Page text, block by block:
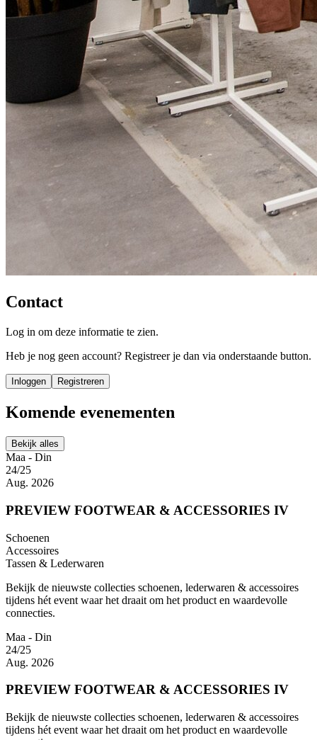
Contact
Log in om deze informatie te zien.
Heb je nog geen account? Registreer je dan via onderstaande button.
Inloggen Registreren
Komende evenementen
Bekijk alles
Maa - Din
24/25
Aug. 2026
PREVIEW FOOTWEAR & ACCESSORIES IV
Schoenen
Accessoires
Tassen & Lederwaren
Bekijk de nieuwste collecties schoenen, lederwaren & accessoires
tijdens hét event waar het draait om het product en waardevolle
connecties.
Maa - Din
24/25
Aug. 2026
PREVIEW FOOTWEAR & ACCESSORIES IV
Bekijk de nieuwste collecties schoenen, lederwaren & accessoires
tijdens hét event waar het draait om het product en waardevolle